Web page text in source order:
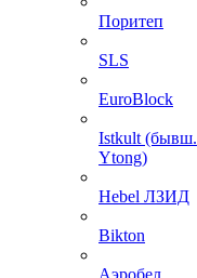
Поритеп
SLS
EuroBlock
Istkult (бывш.
Ytong)
Hebel ЛЗИД
Bikton
Аэробел